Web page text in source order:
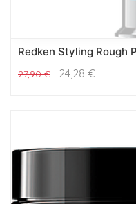
Redken Styling Rough
27,90€ 24,28 €